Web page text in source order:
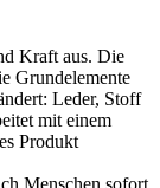
Kraft aus. Die
Grundelemente
Leder, Stoff
mit einem
Produkt
Menschen sofort